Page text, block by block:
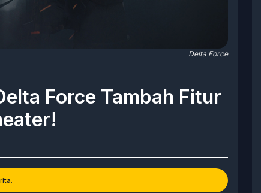
Delta Force
Force Tambah Fitur